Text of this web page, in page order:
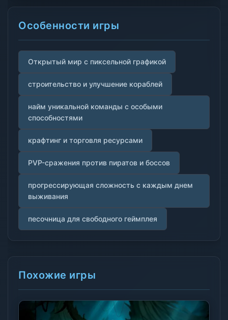
Особенности игры
Открытый мир с пиксельной графикой
строительство и улучшение кораблей
найм уникальной команды с особыми
способностями
крафтинг и торговля ресурсами
PVP-сражения против пиратов и боссов
прогрессирующая сложность с каждым днем
выживания
песочница для свободного геймплея
Похожие игры